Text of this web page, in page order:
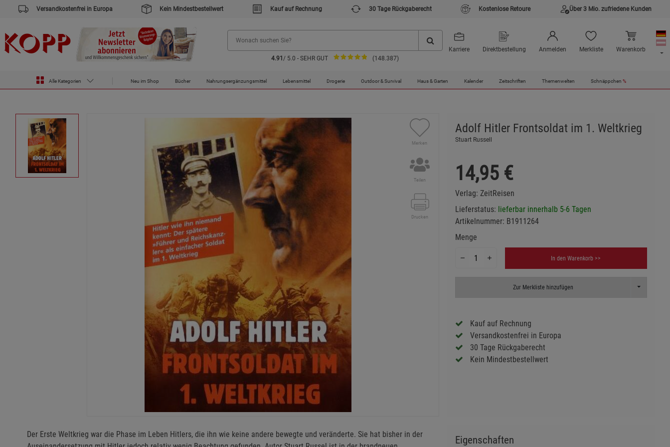
Versandkostenfrei in Europa Kein Mindestbestellwert Kauf auf Rechnung 30 Tage Rückgaberecht Kostenlose Retoure Über 3 Mio. zufriedene Kunden
4.91 / 5.0 - SEHR GUT (148.387)
Karriere Direktbestellung Anmelden Merkliste Warenkorb
Alle Kategorien Neu im Shop Bücher Nahrungsergänzungsmittel Lebensmittel Drogerie Outdoor & Survival Haus & Garten Kalender Zeitschriften Themenwelten Schnäppchen %
Merken
Teilen
Drucken
Adolf Hitler Frontsoldat im 1. Weltkrieg
Stuart Russell
14,95 €
Verlag: ZeitReisen
Lieferstatus: lieferbar innerhalb 5-6 Tagen
Artikelnummer: B1911264
Menge
In den Warenkorb >>
Zur Merkliste hinzufügen Toggle
Kauf auf Rechnung
Versandkostenfrei in Europa
30 Tage Rückgaberecht
Kein Mindestbestellwert
Der Erste Weltkrieg war die Phase im Leben Hitlers, die ihn wie keine andere bewegte und veränderte. Sie hat bisher in der
Eigenschaften